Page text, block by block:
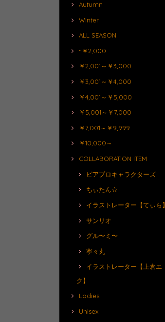
Autumn
Winter
ALL SEASON
~￥2,000
￥2,001～￥3,000
￥3,001～￥4,000
￥4,001～￥5,000
￥5,001～￥7,000
￥7,001～￥9,999
￥10,000～
COLLABORATION ITEM
ピアプロキャラクターズ
ちぃたん☆
イラストレーター【てぃら】
サンリオ
グル〜ミ〜
寧々丸
イラストレーター【上倉エ
ク】
Ladies
Unisex